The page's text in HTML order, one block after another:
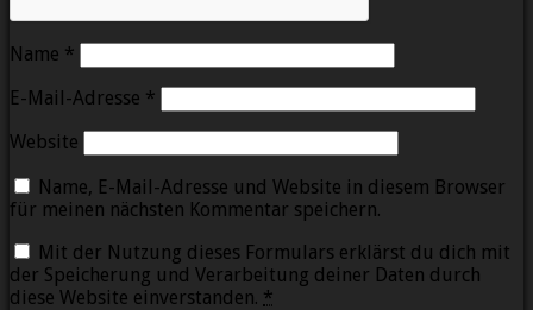
Name *
E-Mail-Adresse *
Website
Name, E-Mail-Adresse und Website in diesem Browser
für meinen nächsten Kommentar speichern.
Mit der Nutzung dieses Formulars erklärst du dich mit
der Speicherung und Verarbeitung deiner Daten durch
diese Website einverstanden. *